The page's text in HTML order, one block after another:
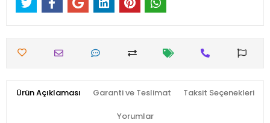
Ürün Açıklaması Garanti ve Teslimat Taksit Seçenekleri
Yorumlar